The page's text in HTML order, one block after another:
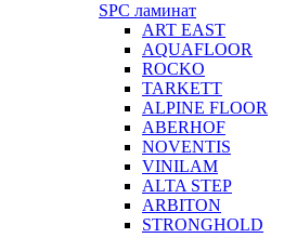
SPC ламинат
ART EAST
AQUAFLOOR
ROCKO
TARKETT
ALPINE FLOOR
ABERHOF
NOVENTIS
VINILAM
ALTA STEP
ARBITON
STRONGHOLD